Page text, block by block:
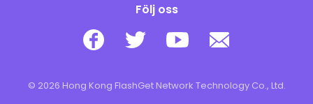
Följ oss
© 2026 Hong Kong FlashGet Network Technology Co., Ltd.